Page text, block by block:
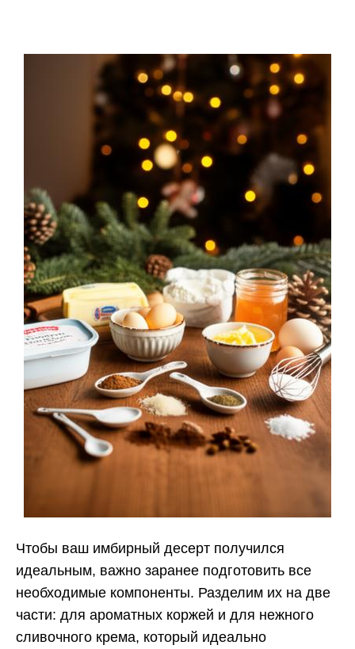
Чтобы ваш имбирный десерт получился
идеальным, важно заранее подготовить все
необходимые компоненты. Разделим их на две
части: для ароматных коржей и для нежного
сливочного крема, который идеально